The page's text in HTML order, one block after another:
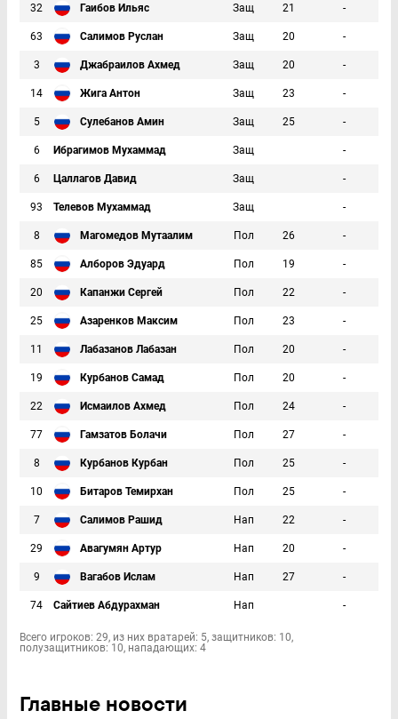
32 Гаибов Ильяс Защ 21 -
63 Салимов Руслан Защ 20 -
3 Джабраилов Ахмед Защ 20 -
14 Жига Антон Защ 23 -
5 Сулебанов Амин Защ 25 -
6 Ибрагимов Мухаммад Защ -
6 Цаллагов Давид Защ -
93 Телевов Мухаммад Защ -
8 Магомедов Мутаалим Пол 26 -
85 Алборов Эдуард Пол 19 -
20 Капанжи Сергей Пол 22 -
25 Азаренков Максим Пол 23 -
11 Лабазанов Лабазан Пол 20 -
19 Курбанов Самад Пол 20 -
22 Исмаилов Ахмед Пол 24 -
77 Гамзатов Болачи Пол 27 -
8 Курбанов Курбан Пол 25 -
10 Битаров Темирхан Пол 25 -
7 Салимов Рашид Нап 22 -
29 Авагумян Артур Нап 20 -
9 Вагабов Ислам Нап 27 -
74 Сайтиев Абдурахман Нап -
Всего игроков: 29, из них вратарей: 5, защитников: 10,
полузащитников: 10, нападающих: 4
Главные новости